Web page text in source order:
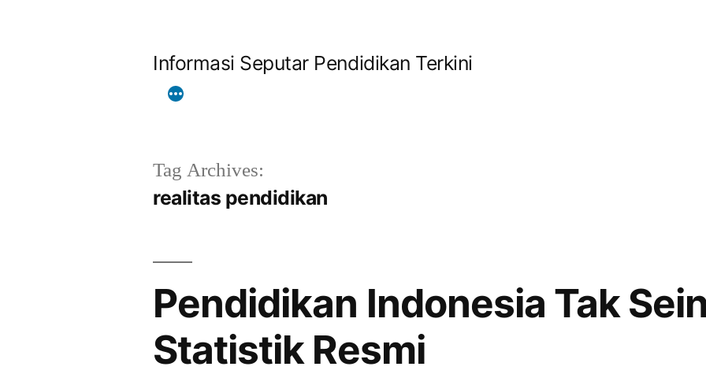
Informasi Seputar Pendidikan Terkini
Tag Archives:
realitas pendidikan
Pendidikan Indonesia Tak
Statistik Resmi